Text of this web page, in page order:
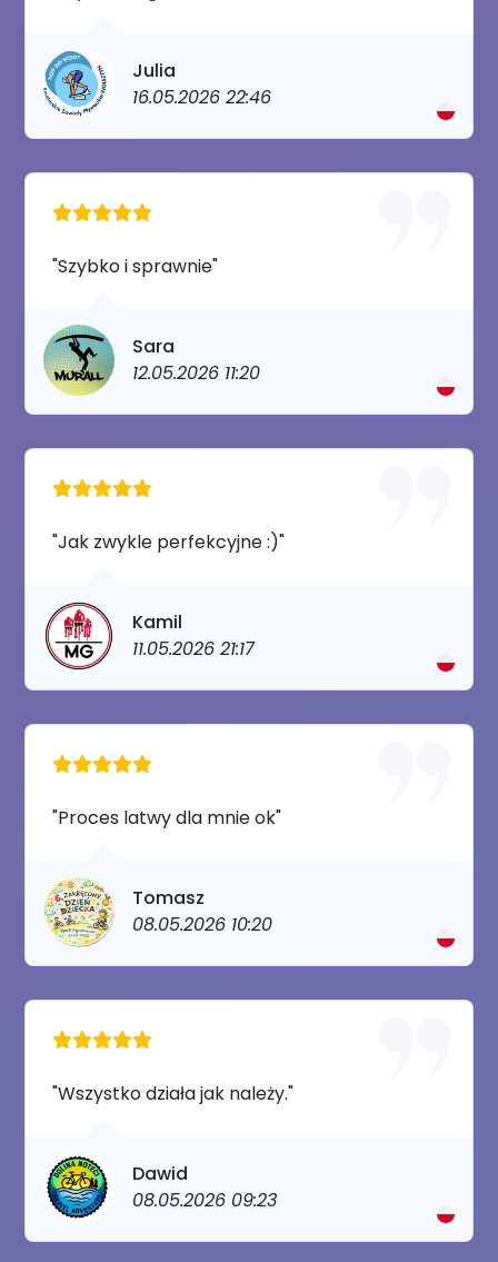
Julia
16.05.2026 22:46
"Szybko i sprawnie"
Sara
12.05.2026 11:20
"Jak zwykle perfekcyjne :)"
Kamil
11.05.2026 21:17
"Proces latwy dla mnie ok"
Tomasz
08.05.2026 10:20
"Wszystko działa jak należy."
Dawid
08.05.2026 09:23